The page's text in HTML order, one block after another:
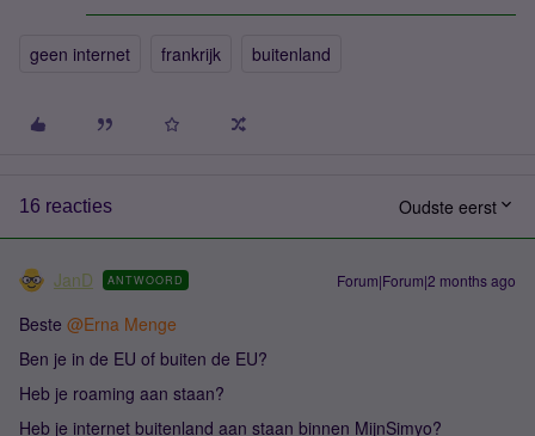
geen internet frankrijk buitenland
16 reacties Oudste eerst
JanD ANTWOORD Forum|Forum|2 months ago
Beste ​ @Erna Menge
Ben je in de EU of buiten de EU?
Heb je roaming aan staan?
Heb je internet buitenland aan staan binnen MijnSimyo?